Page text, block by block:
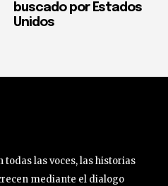
buscado por Estados
Unidos
las voces, las historias
mediante el dialogo